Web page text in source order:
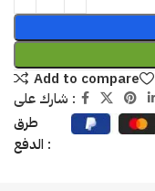
Add to compare
شارك على :
طرق
الدفع :